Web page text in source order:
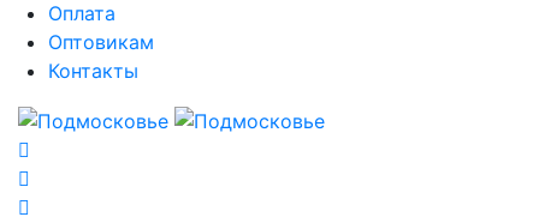
Оплата
Оптовикам
Контакты